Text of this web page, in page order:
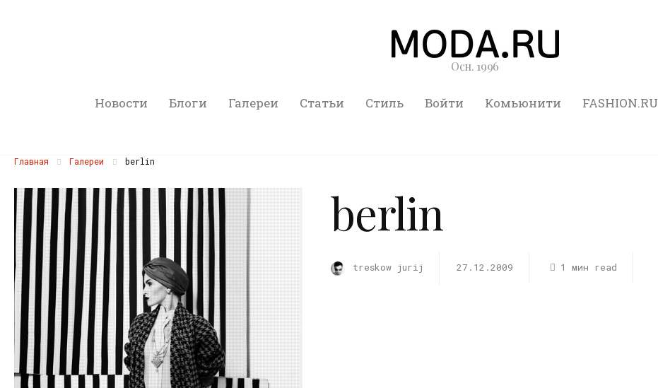
Осн. 1996
Новости Блоги Галереи Статьи Стиль Войти Комьюнити FASHION.RU
Главная Галереи berlin
berlin
treskow jurij 27.12.2009 1 мин read